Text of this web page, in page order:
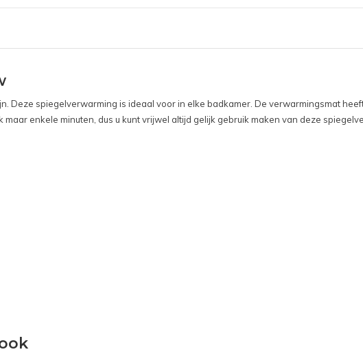
Deze spiegelverwarming is ideaal voor in elke badkamer. De verwarmingsmat
enkele minuten, dus u kunt vrijwel altijd gelijk gebruik maken van deze